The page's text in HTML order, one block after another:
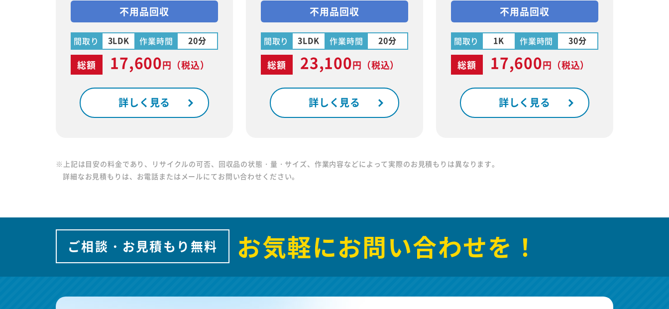
不用品回収
間取り 3LDK 作業時間 20分
総額 17,600円 （税込）
詳しく見る
不用品回収
間取り 3LDK 作業時間 20分
総額 23,100円 （税込）
詳しく見る
不用品回収
間取り 1K 作業時間 30分
総額 17,600円 （税込）
詳しく見る
※上記は目安の料金であり、リサイクルの可否、回収品の状態・量・サイズ、作業内容などによって実際のお見積もりは異なります。
詳細なお見積もりは、お電話またはメールにてお問い合わせください。
ご相談・お見積もり無料 お気軽にお問い合わせを！